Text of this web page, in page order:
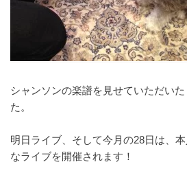
シャンソンの楽譜を見せていただい
た。
明日ライブ、そして今月の28日は、
なライブを開催されます！